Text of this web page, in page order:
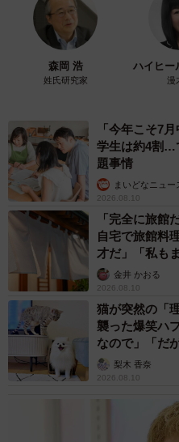
森岡 浩
姓氏研究家
ハイヒー
漫
「今年こそ7
学生は約4割…
題事情
まいどなニュー
2026.08.10
「完全に旅館
自宅で旅館料
才だ」「私も
金井 かおる
2026.08.10
猫が突然の「
襲った爆笑ハ
なので」「だ
いいね」
梨木 香奈
2026.08.10